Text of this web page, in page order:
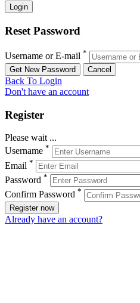
Reset Password
Username or E-mail *
Back To Login
Don't have an account
Register
Please wait ...
Username *
Email *
Password *
Confirm Password *
Register now
Already have an account?